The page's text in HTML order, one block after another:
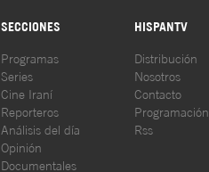
SECCIONES HISPANTV
Programas
Series
Cine Iraní
Reporteros
Análisis del día
Opinión
Documentales
Distribución
Nosotros
Contacto
Programación
Rss